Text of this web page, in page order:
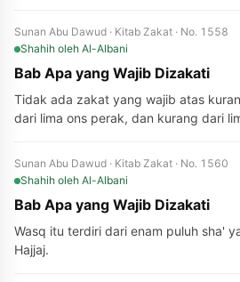
Sunan Abu Dawud · Kitab Zakat · No. 1558
Shahih oleh Al-Albani
Bab Apa yang Wajib Dizakati
Tidak ada zakat yang wajib atas
dari lima ons perak, dan kurang dari
Sunan Abu Dawud · Kitab Zakat · No. 1560
Shahih oleh Al-Albani
Bab Apa yang Wajib Dizakati
Wasq itu terdiri dari enam puluh sha'
Hajjaj.